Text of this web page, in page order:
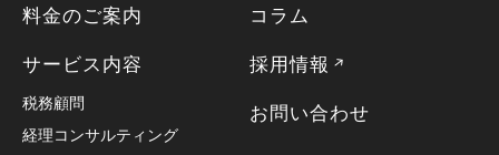
料金のご案内
サービス内容
税務顧問
経理コンサルティング
コラム
採用情報
お問い合わせ